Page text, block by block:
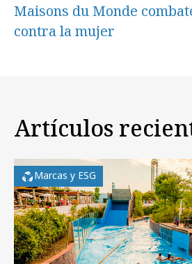
Maisons du Monde
contra la mujer
Artículos
Marcas y ESG